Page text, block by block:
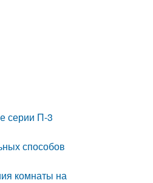
серии П-3
способов
комнаты на